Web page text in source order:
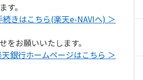
。
きはこちら(楽天e-NAVIへ) ＞
お願いいたします。
銀行ホームページはこちら ＞